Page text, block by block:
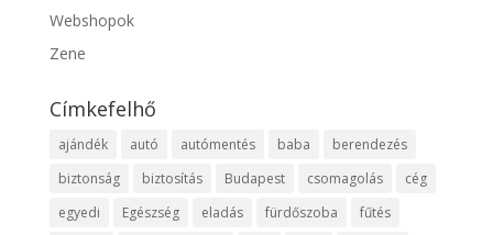
Webshopok
Zene
Címkefelhő
ajándék autó autómentés baba
berendezés
biztonság
biztosítás Budapest csomagolás
cég
egyedi
Egészség eladás fürdőszoba fűtés